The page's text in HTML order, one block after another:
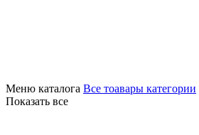
Меню каталога Все тоавары категории
Показать все